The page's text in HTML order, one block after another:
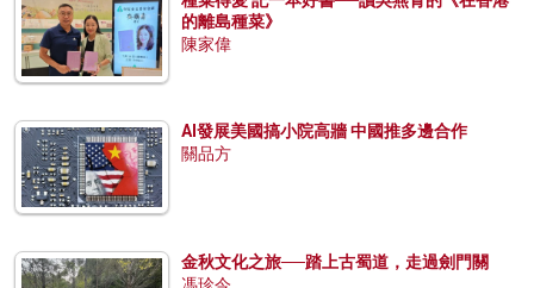
的離島種菜》
陳家偉
AI發展美國搞小院高牆 中國推多邊合作
關品方
金秋文化之旅──踏上古蜀道，走過劍門關